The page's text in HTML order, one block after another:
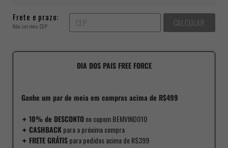
Frete e prazo:
Não sei meu CEP CALCULAR
DIA DOS PAIS FREE FORCE
Ganhe um par de meia em compras acima de R$499
✦ 10% de DESCONTOno cupom BEMVINDO10
✦ CASHBACKpara a próxima compra
✦ FRETE GRÁTISpara pedidos acima de R$399